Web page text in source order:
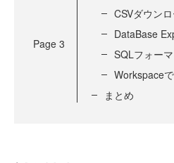
Page 3
CSVダウン
DataBase
SQLフォー
Workspace
まとめ